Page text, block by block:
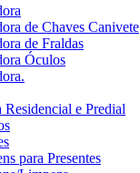
de Chaves Canivete
de Fraldas
Óculos
Residencial e Predial
para Presentes